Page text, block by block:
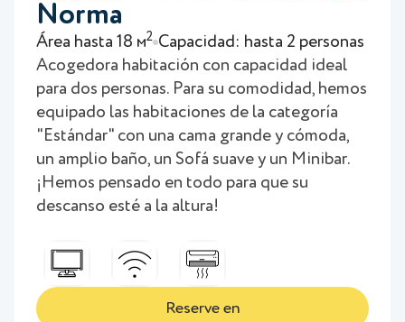
Norma
Área hasta 18 м2 Capacidad: hasta 2 personas
Acogedora habitación con capacidad ideal
para dos personas. Para su comodidad, hemos
equipado las habitaciones de la categoría
"Estándar" con una cama grande y cómoda,
un amplio baño, un Sofá suave y un Minibar.
¡Hemos pensado en todo para que su
descanso esté a la altura!
Reserve en